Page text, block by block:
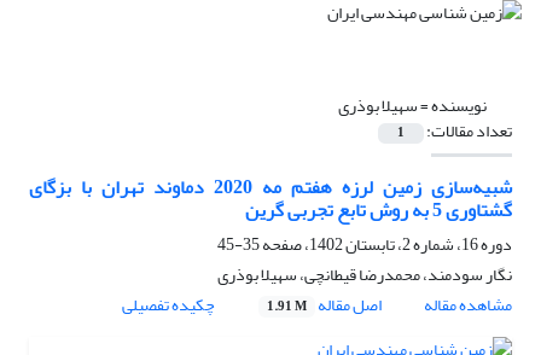
نویسنده =سهیلا بوذری
تعداد مقالات: 1
شبیه‌سازی زمین لرزه هفتم مه 2020 دماوند تهران با بزگای
گشتاوری 5 به روش تابع تجربی گرین
دوره 16، شماره 2، تابستان 1402، صفحه
35-45
نگار سودمند، محمدرضا قیطانچی، سهیلا بوذری
مشاهده مقاله
اصل مقاله 1.91 M چکیده تفصیلی